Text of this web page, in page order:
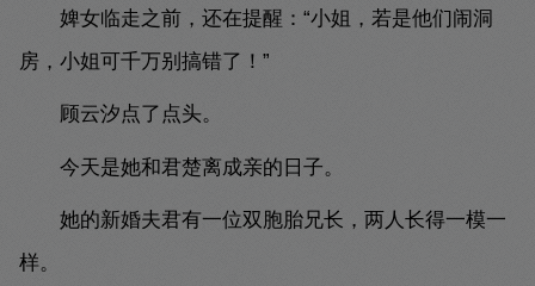
婢女临走之前，还在提醒：“小姐，若是他们闹洞
房，小姐可千万别搞错了！”
顾云汐点了点头。
今天是她和君楚离成亲的日子。
她的新婚夫君有一位双胞胎兄长，两人长得一模一
样。